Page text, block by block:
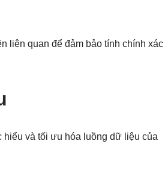
liên quan để đảm bảo tính chính xác
và tối ưu hóa luồng dữ liệu của